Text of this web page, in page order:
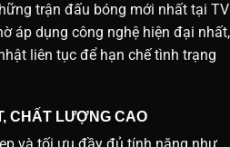
trận đấu bóng mới nhất tại TV
áp dụng công nghệ hiện đại nhất,
liên tục để hạn chế tình trạng
CHẤT LƯỢNG CAO